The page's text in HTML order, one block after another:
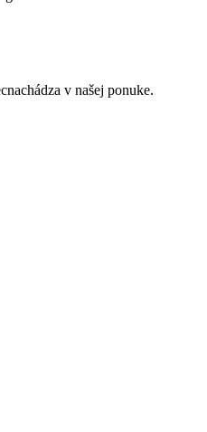
v našej ponuke.